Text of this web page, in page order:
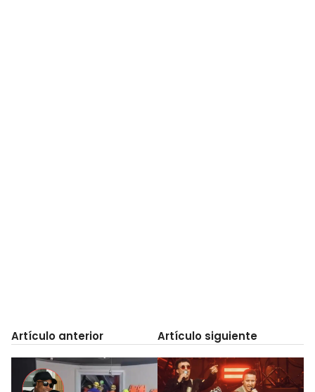
Artículo anterior Artículo siguiente